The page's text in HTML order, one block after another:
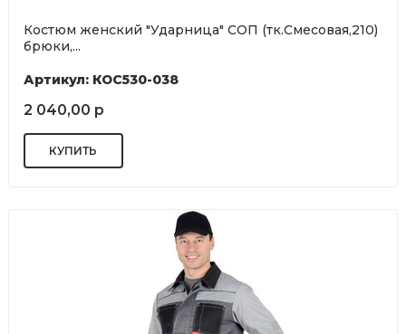
Костюм женский "Ударница" СОП (тк.Смесовая,210)
брюки,...
Артикул: КОС530-038
2 040,00 р